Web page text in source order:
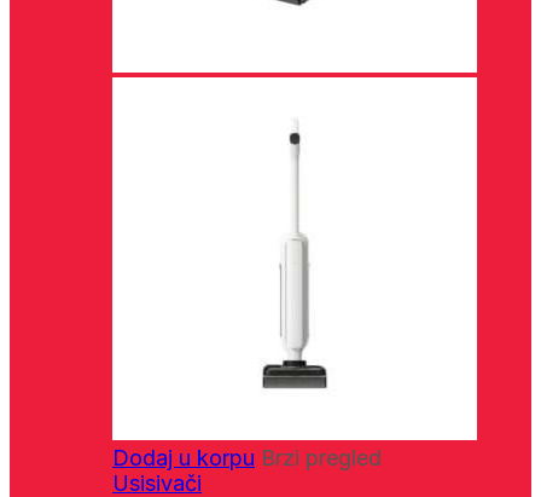
Dodaj u korpu Brzi pregled
Usisivači